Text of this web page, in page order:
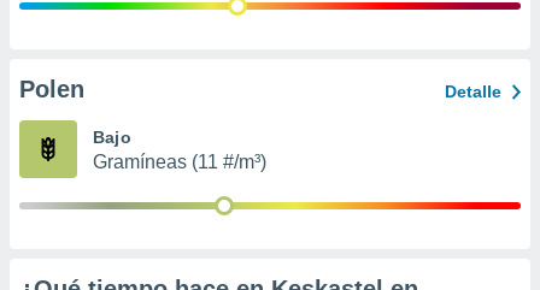
e
publicidad
Polen Detalle
Bajo
Gramíneas (11 #/m³)